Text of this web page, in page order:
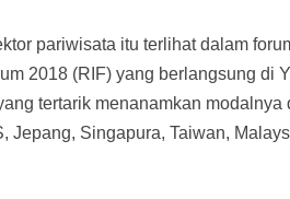
pariwisata itu terlihat dalam
2018 (RIF) yang berlangsung di
tertarik menanamkan modalnya
Jepang, Singapura, Taiwan,